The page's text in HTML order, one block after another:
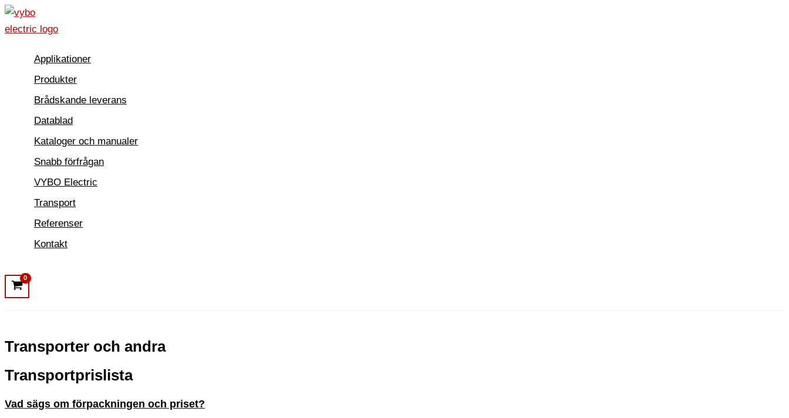
Hoppa
till
Applikationer
Produkter
Brådskande leverans
Datablad
Kataloger och manualer
Snabb förfrågan
VYBO Electric
Transport
Referenser
Kontakt
Transporter och andra
Transportprislista
Vad sägs om förpackningen och priset?